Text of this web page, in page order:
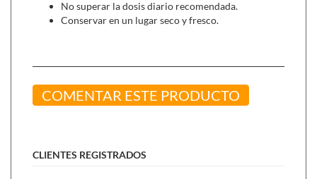
No superar la dosis diario recomendada.
Conservar en un lugar seco y fresco.
COMENTAR ESTE PRODUCTO
CLIENTES REGISTRADOS